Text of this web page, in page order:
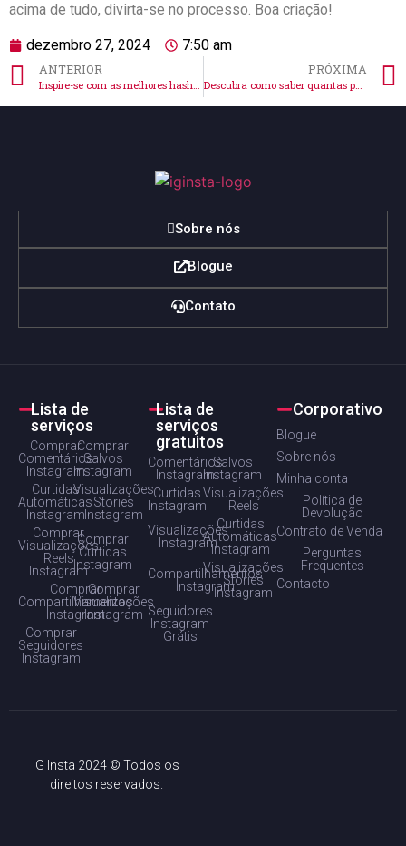
acima ‍de tudo, divirta-se no processo.⁤ Boa criação!
dezembro 27, 2024 7:50 am
ANTERIOR PRÓXIMA
Descubra como saber quantas pessoas salvaram sua foto no Instagram
Sobre nós
Blogue
Contato
Lista de
serviços
Comprar
Comentários
Instagram
Comprar
Salvos
Instagram
Curtidas
Automáticas
Instagram
Visualizações
Stories
Instagram
Comprar
Visualizações
Reels
Instagram
Comprar
Curtidas
Instagram
Comprar
Compartilhamentos
Instagram
Comprar
Visualizações
Instagram
Comprar
Seguidores
Instagram
Lista de
serviços
gratuitos
Comentários
Instagram
Salvos
Instagram
Curtidas
Instagram
Visualizações
Reels
Visualizações
Instagram
Curtidas
Automáticas
Instagram
Compartilhamentos
Instagram
Visualizações
Stories
Instagram
Seguidores
Instagram
Grátis
Corporativo
Blogue
Sobre nós
Minha conta
Política de
Devolução
Contrato de Venda
Perguntas
Frequentes
Contacto
IG Insta 2024 © Todos os
direitos reservados.